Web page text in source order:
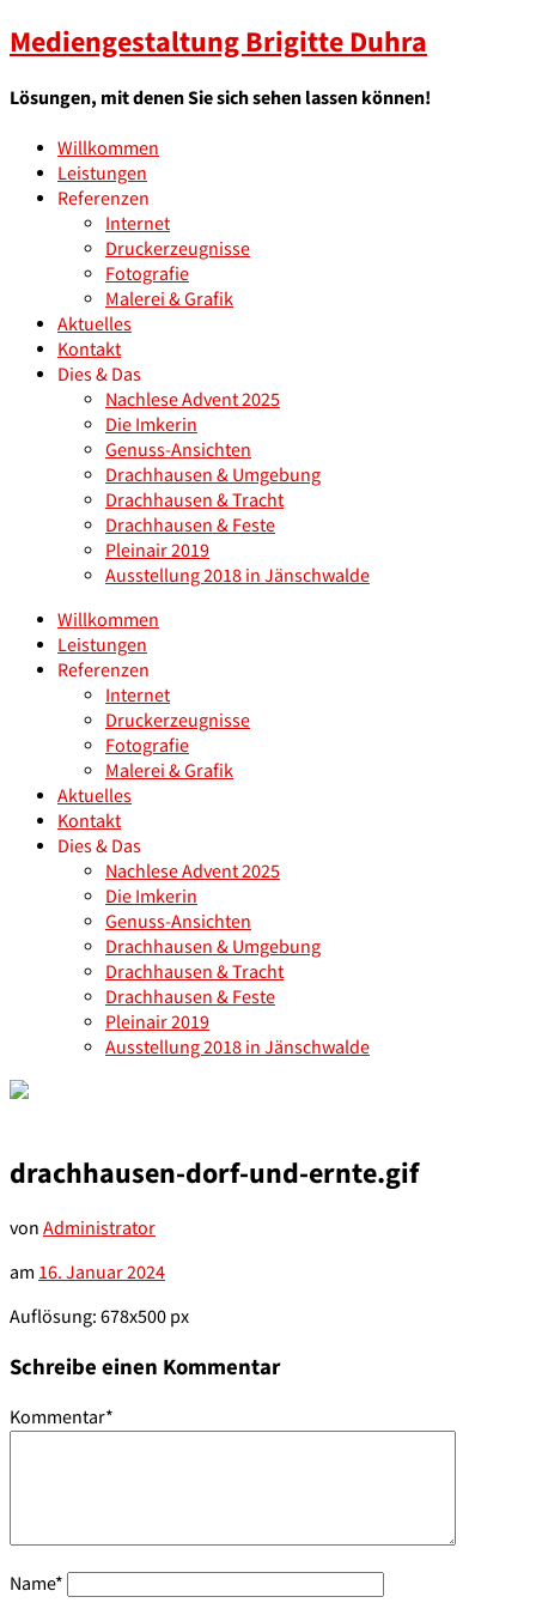
Mediengestaltung Brigitte Duhra
Lösungen, mit denen Sie sich sehen lassen können!
Willkommen
Leistungen
Referenzen
Internet
Druckerzeugnisse
Fotografie
Malerei & Grafik
Aktuelles
Kontakt
Dies & Das
Nachlese Advent 2025
Die Imkerin
Genuss-Ansichten
Drachhausen & Umgebung
Drachhausen & Tracht
Drachhausen & Feste
Pleinair 2019
Ausstellung 2018 in Jänschwalde
Willkommen
Leistungen
Referenzen
Internet
Druckerzeugnisse
Fotografie
Malerei & Grafik
Aktuelles
Kontakt
Dies & Das
Nachlese Advent 2025
Die Imkerin
Genuss-Ansichten
Drachhausen & Umgebung
Drachhausen & Tracht
Drachhausen & Feste
Pleinair 2019
Ausstellung 2018 in Jänschwalde
drachhausen-dorf-und-ernte.gif
vonAdministrator
am16. Januar 2024
Auflösung: 678x500 px
Schreibe einen Kommentar
Kommentar*
Name*